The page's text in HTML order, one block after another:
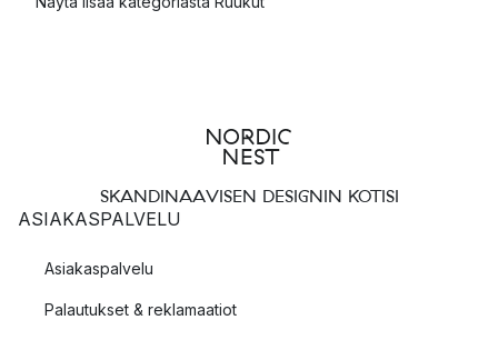
SKANDINAAVISEN DESIGNIN KOTISI
ASIAKASPALVELU
Asiakaspalvelu
Palautukset & reklamaatiot